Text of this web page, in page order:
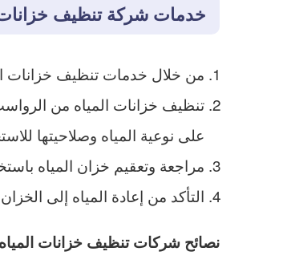
خدمات شركة تنظيف خزانات
من خلال خدمات تنظيف خزانات
تنظيف خزانات المياه من
على نوعية المياه وصلاحيتها
مراجعة وتعقيم خزان المياه
التأكد من إعادة المياه إلى
نصائح شركات تنظيف خزانات